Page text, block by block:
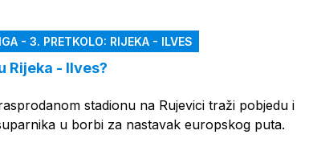
- 3. PRETKOLO: RIJEKA - ILVES
Rijeka - Ilves?
stadionu na Rujevici traži pobjedu i
u borbi za nastavak europskog puta.